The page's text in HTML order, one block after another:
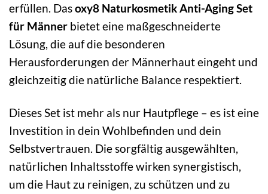
erfüllen. Dasoxy8 Naturkosmetik Anti-Aging Set
für Männer bietet eine maßgeschneiderte
Lösung, die auf die besonderen
Herausforderungen der Männerhaut eingeht und
gleichzeitig die natürliche Balance respektiert.
Dieses Set ist mehr als nur Hautpflege – es ist eine
Investition in dein Wohlbefinden und dein
Selbstvertrauen. Die sorgfältig ausgewählten,
natürlichen Inhaltsstoffe wirken synergistisch,
um die Haut zu reinigen, zu schützen und zu